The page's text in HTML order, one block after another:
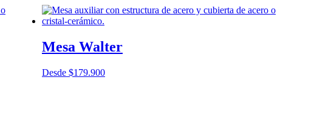
Mesa Walter
Desde $179.900